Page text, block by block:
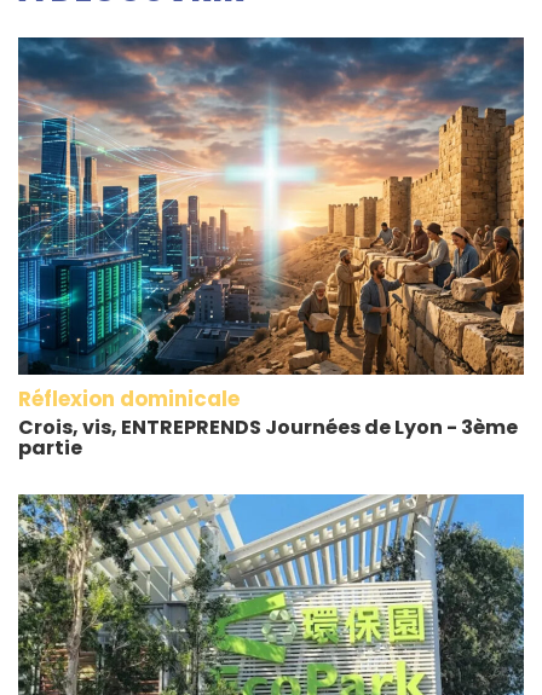
Réflexion dominicale
Crois, vis, ENTREPRENDS Journées de Lyon - 3ème
partie